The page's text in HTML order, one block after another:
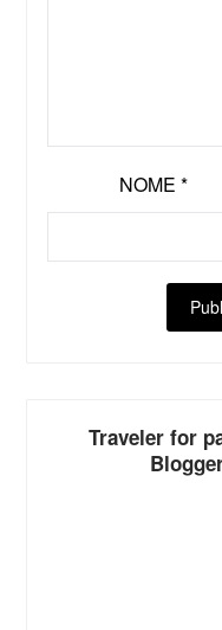
NOME *
Traveler for